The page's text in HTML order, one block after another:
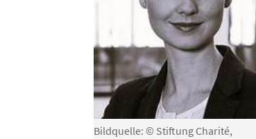
Bildquelle: © Stiftung Charité,